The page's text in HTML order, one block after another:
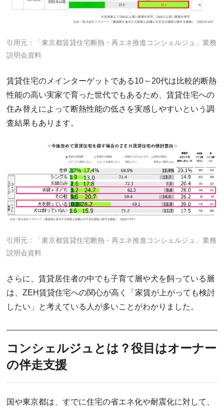
引用元：「東京都賃貸住宅断熱・再エネ推進コンシェルジュ」業務
説明会資料
賃貸住宅のメインターゲットである10～20代は比較的断熱
性能の高い実家で育った世代でもあるため、賃貸住宅への
住み替えによって断熱性能の低さを実感しやすいという調
査結果もあります。
引用元：「東京都賃貸住宅断熱・再エネ推進コンシェルジュ」業務
説明会資料
さらに、賃貸居住者の中でも子育て層や犬を飼っている層
は、ZEH賃貸住宅への関心が高く「家賃が上がっても検討
したい」と考えている人が多いことがわかりました。
コンシェルジュとは？役目はオーナー
の伴走支援
国や東京都は、すでに住宅の省エネ化や耐震化に対して、